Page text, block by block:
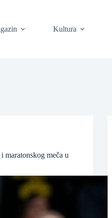
Kultura
maratonskog meča u
❆